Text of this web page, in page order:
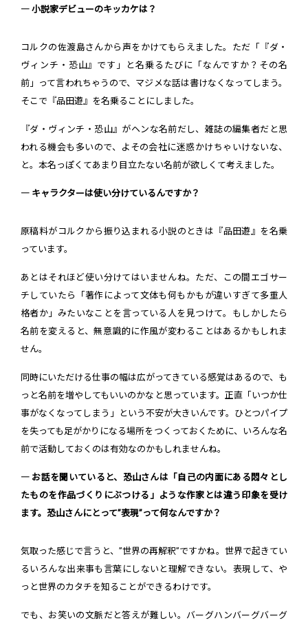
― 小説家デビューのキッカケは？
コルクの佐渡島さんから声をかけてもらえました。ただ「『ダ・
ヴィンチ・恐山』です」と名乗るたびに「なんですか？その名
前」って言われちゃうので、マジメな話は書けなくなってしまう。
そこで『品田遊』を名乗ることにしました。
『ダ・ヴィンチ・恐山』がヘンな名前だし、雑誌の編集者だと思
われる機会も多いので、よその会社に迷惑かけちゃいけないな、
と。本名っぽくてあまり目立たない名前が欲しくて考えました。
― キャラクターは使い分けているんですか？
原稿料がコルクから振り込まれる小説のときは『品田遊』を名乗
っています。
あとはそれほど使い分けてはいませんね。ただ、この間エゴサー
チしていたら「著作によって文体も何もかもが違いすぎて多重人
格者か」みたいなことを言っている人を見つけて。もしかしたら
名前を変えると、無意識的に作風が変わることはあるかもしれま
せん。
同時にいただける仕事の幅は広がってきている感覚はあるので、も
っと名前を増やしてもいいのかなと思っています。正直「いつか仕
事がなくなってしまう」という不安が大きいんです。ひとつパイプ
を失っても足がかりになる場所をつくっておくために、いろんな名
前で活動しておくのは有効なのかもしれませんね。
― お話を聞いていると、恐山さんは「自己の内面にある悶々とし
たものを作品づくりにぶつける」ような作家とは違う印象を受け
ます。恐山さんにとって”表現”って何なんですか？
気取った感じで言うと、”世界の再解釈”ですかね。世界で起きてい
るいろんな出来事も言葉にしないと理解できない。表現して、や
っと世界のカタチを知ることができるわけです。
でも、お笑いの文脈だと答えが難しい。バーグハンバーグバーグ